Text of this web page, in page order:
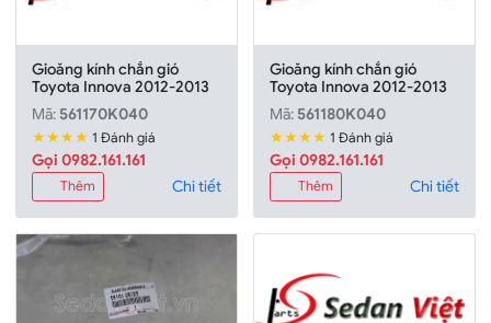
Gioăng kính chắn gió
Toyota Innova 2012-2013
Mã: 561170K040
★★★★ 1 Đánh giá
Gọi 0982.161.161
Thêm Chi tiết
Gioăng kính chắn gió
Toyota Innova 2012-2013
Mã: 561180K040
★★★★ 1 Đánh giá
Gọi 0982.161.161
Thêm Chi tiết